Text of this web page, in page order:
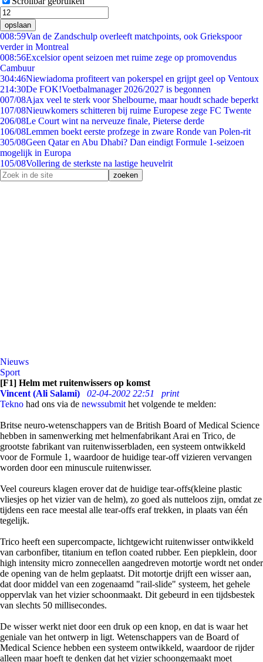
opslaan
008:59Van de Zandschulp overleeft matchpoints, ook Griekspoor
verder in Montreal
008:56Excelsior opent seizoen met ruime zege op promovendus
Cambuur
304:46Niewiadoma profiteert van pokerspel en grijpt geel op Ventoux
214:30De FOK!Voetbalmanager 2026/2027 is begonnen
007/08Ajax veel te sterk voor Shelbourne, maar houdt schade beperkt
107/08Nieuwkomers schitteren bij ruime Europese zege FC Twente
206/08Le Court wint na nerveuze finale, Pieterse derde
106/08Lemmen boekt eerste profzege in zware Ronde van Polen-rit
305/08Geen Qatar en Abu Dhabi? Dan eindigt Formule 1-seizoen
mogelijk in Europa
105/08Vollering de sterkste na lastige heuvelrit
Nieuws
Sport
[F1] Helm met ruitenwissers op komst
Vincent (Ali Salami)
02-04-2002 22:51
print
Tekno had ons via de newssubmit het volgende te melden:
Britse neuro-wetenschappers van de British Board of Medical Science
hebben in samenwerking met helmenfabrikant Arai en Trico, de
grootste fabrikant van ruitenwisserbladen, een systeem ontwikkeld
voor de Formule 1, waardoor de huidige tear-off vizieren vervangen
worden door een minuscule ruitenwisser.
Veel coureurs klagen erover dat de huidige tear-offs(kleine plastic
vliesjes op het vizier van de helm), zo goed als nutteloos zijn, omdat ze
tijdens een race meestal alle tear-offs eraf trekken, in plaats van één
tegelijk.
Trico heeft een supercompacte, lichtgewicht ruitenwisser ontwikkeld
van carbonfiber, titanium en teflon coated rubber. Een piepklein, door
high intensity micro zonnecellen aangedreven motortje wordt net onder
de opening van de helm geplaatst. Dit motortje drijft een wisser aan,
dat door middel van een zogenaamd "rail-slide" systeem, het gehele
oppervlak van het vizier schoonmaakt. Dit gebeurd in een tijdsbestek
van slechts 50 millisecondes.
De wisser werkt niet door een druk op een knop, en dat is waar het
geniale van het ontwerp in ligt. Wetenschappers van de Board of
Medical Science hebben een systeem ontwikkeld, waardoor de rijder
alleen maar hoeft te denken dat het vizier schoongemaakt moet